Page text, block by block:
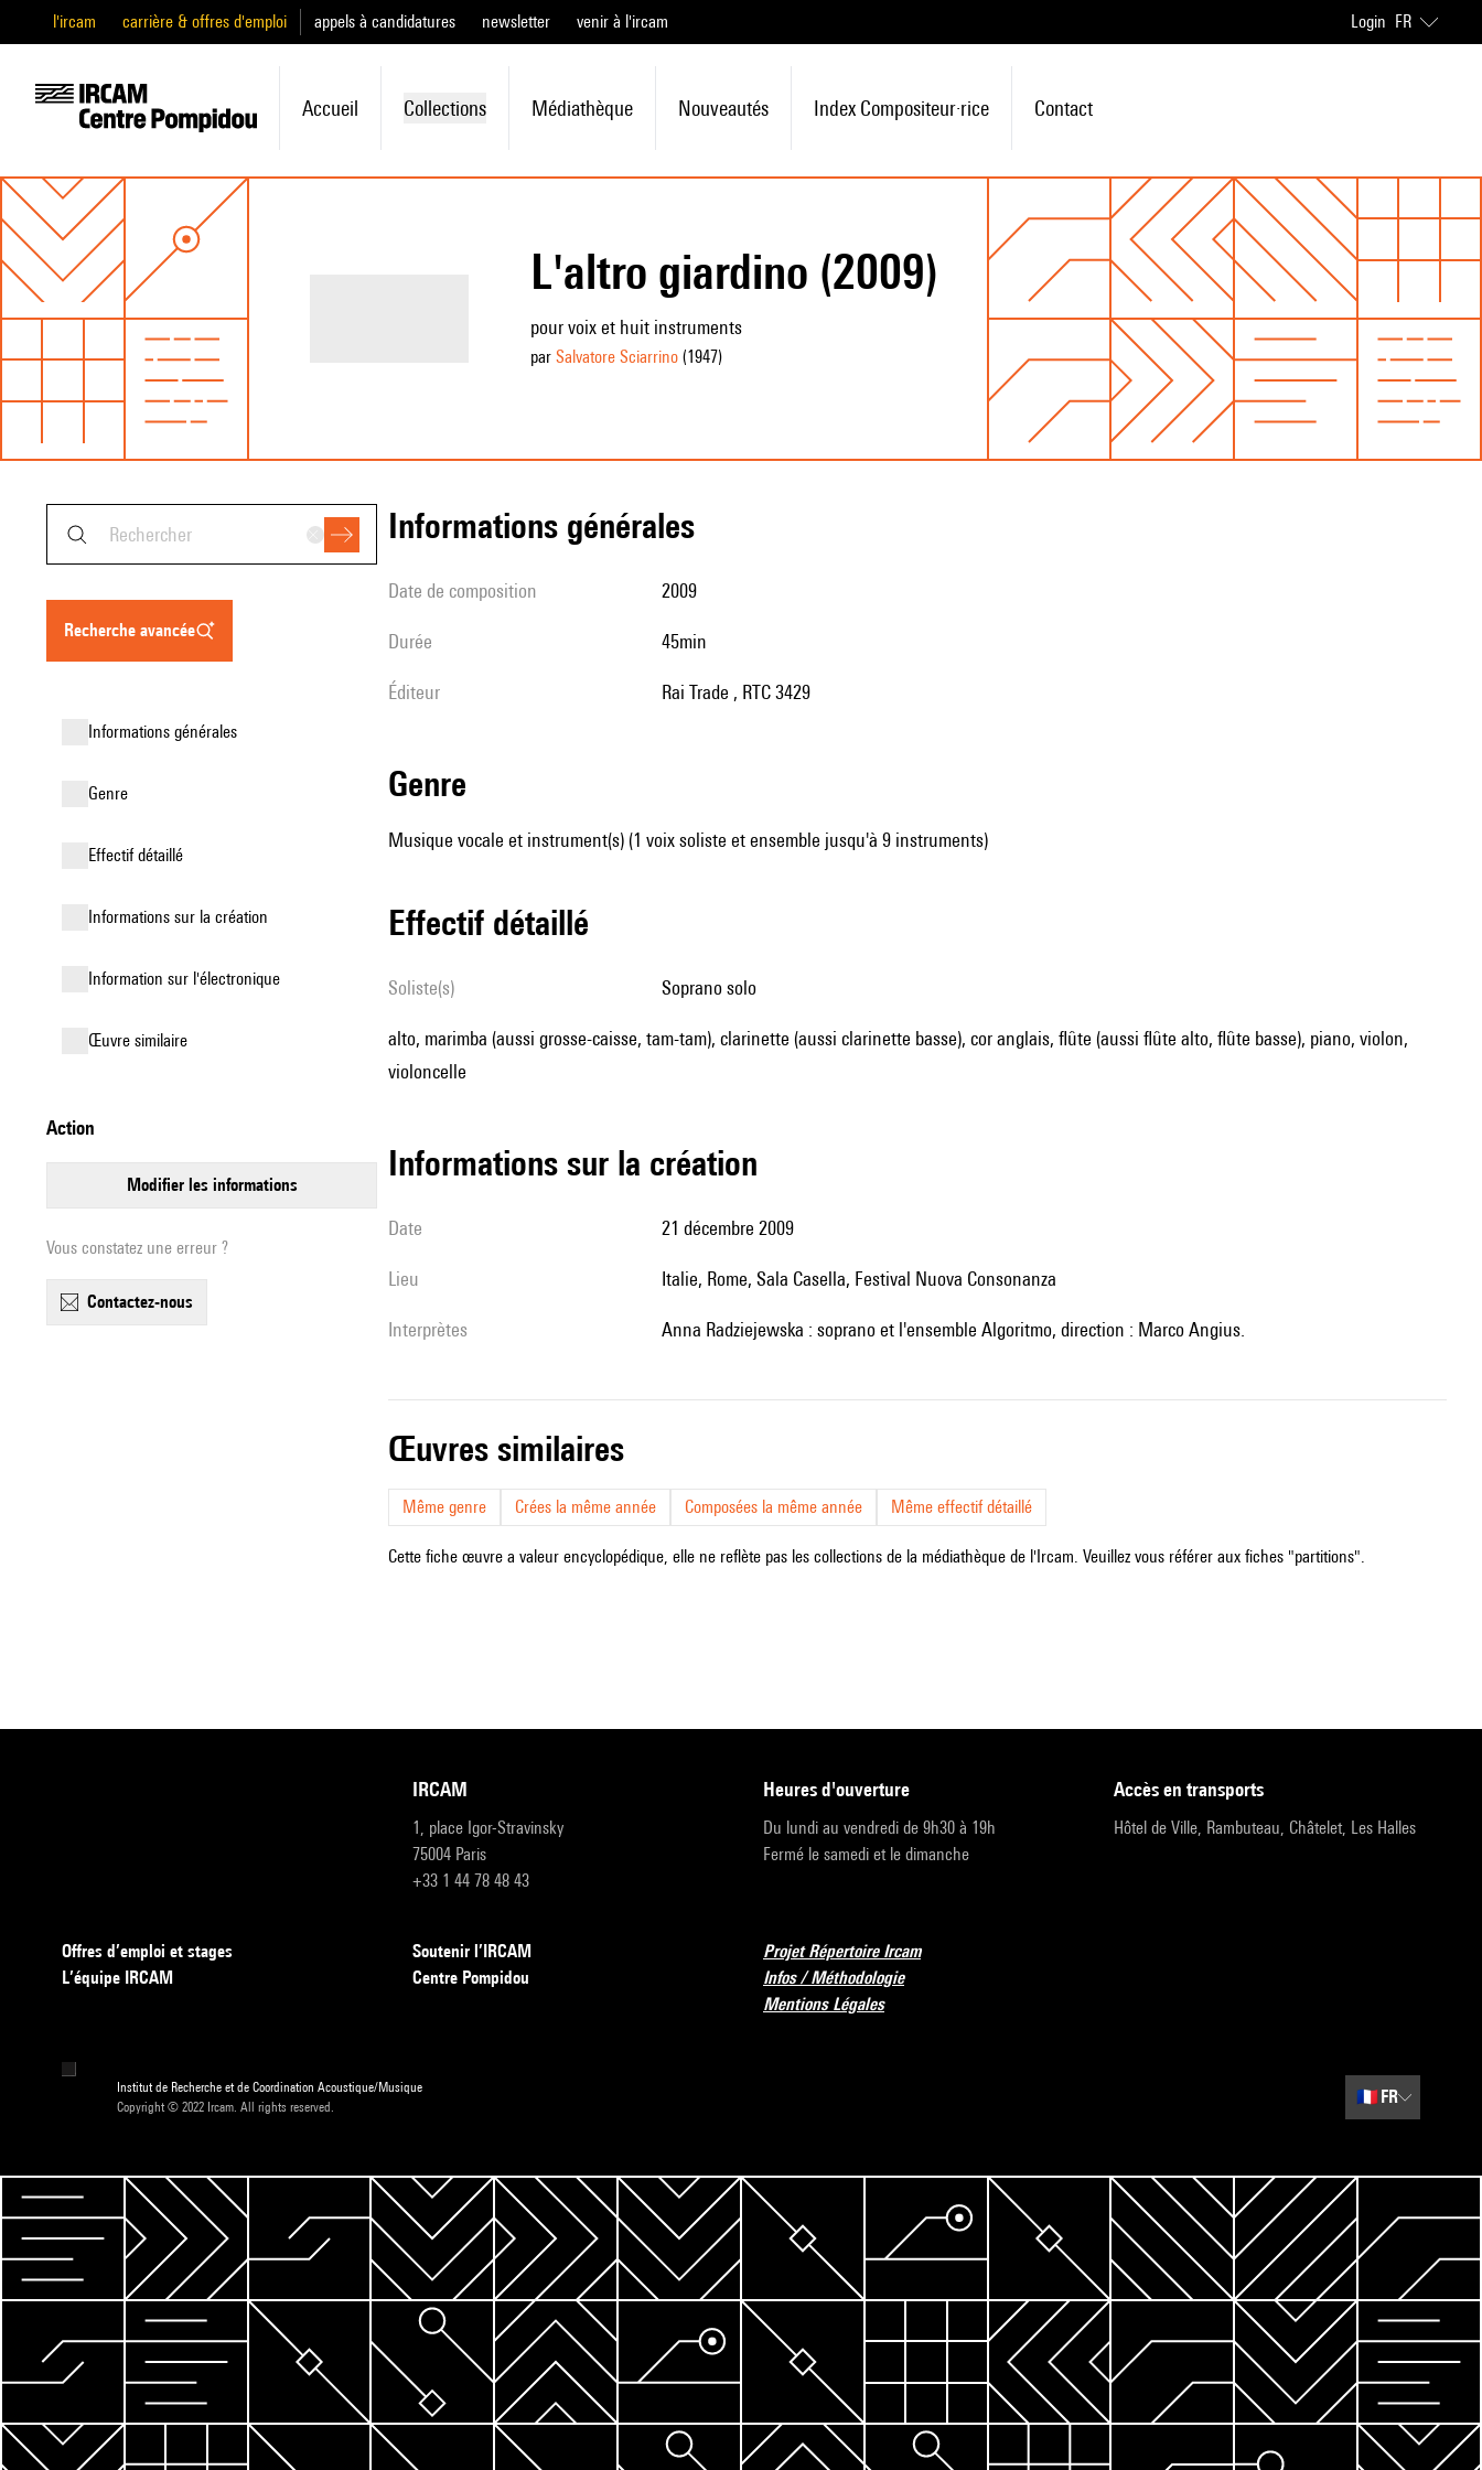
l'ircam carrière & offres d'emploi appels à candidatures newsletter venir à l'ircam Login FR
Accueil Collections Médiathèque Nouveautés Index Compositeur·rice Contact
L'altro giardino (2009)
pour voix et huit instruments
par Salvatore Sciarrino(1947)
recherche avancée
informations générales
genre
effectif détaillé
informations sur la création
Information sur l'électronique
œuvre similaire
action
modifier les informations
Vous constatez une erreur ?
contactez-nous
informations générales
date de composition 2009
durée 45min
éditeur Rai Trade , RTC 3429
genre
Musique vocale et instrument(s) (1 voix soliste et ensemble jusqu'à 9 instruments)
effectif détaillé
Soliste(s) soprano solo
alto, marimba (aussi grosse-caisse, tam-tam), clarinette (aussi clarinette basse), cor anglais, flûte (aussi flûte alto, flûte basse), piano, violon,
violoncelle
informations sur la création
date 21 décembre 2009
lieu Italie, Rome, Sala Casella, Festival Nuova Consonanza
interprètes Anna Radziejewska : soprano et l'ensemble Algoritmo, direction : Marco Angius.
œuvres similaires
Même genre Crées la même année Composées la même année Même effectif détaillé
Cette fiche œuvre a valeur encyclopédique, elle ne reflète pas les collections de la médiathèque de l'Ircam. Veuillez vous référer aux fiches "partitions".
IRCAM
1, place Igor-Stravinsky
75004 Paris
+33 1 44 78 48 43
heures d'ouverture
Du lundi au vendredi de 9h30 à 19h
Fermé le samedi et le dimanche
accès en transports
Hôtel de Ville, Rambuteau, Châtelet, Les Halles
Offres d’emploi et stages
L’équipe IRCAM
Soutenir l’IRCAM
Centre Pompidou
Projet Répertoire Ircam
Infos / Méthodologie
Mentions Légales
Institut de Recherche et de Coordination Acoustique/Musique
Copyright © 2022 Ircam. All rights reserved.
🇫🇷 FR